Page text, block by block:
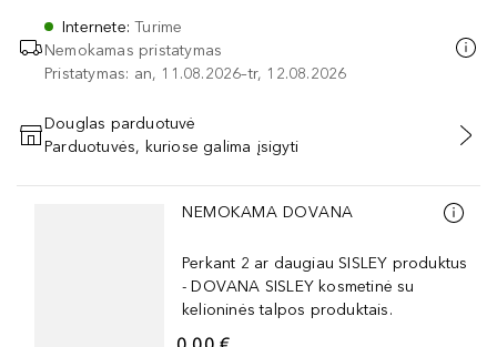
Internete:Turime
Nemokamas pristatymas
Pristatymas: an, 11.08.2026–tr, 12.08.2026
PRIDĖTI Į KREPŠELĮ
Douglas parduotuvė
Parduotuvės, kuriose galima įsigyti
Praleisti slankiklį
NEMOKAMA DOVANA
Perkant 2 ar daugiau SISLEY produktus
- DOVANA SISLEY kosmetinė su
kelioninės talpos produktais.